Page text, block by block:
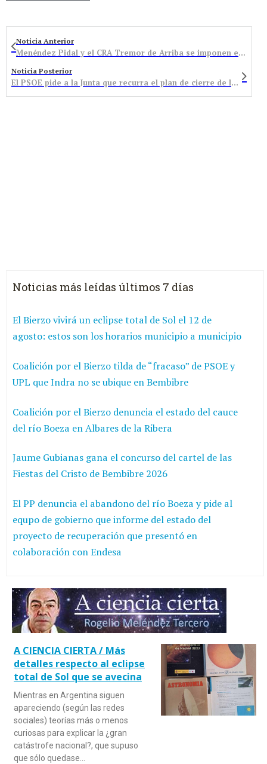
Noticia Anterior
Menéndez Pidal y el CRA Tremor de Arriba se imponen en el Torneo Intercentros
Noticia Posterior
El PSOE pide a la Junta que recurra el plan de cierre de la minería que el Gobierno ha pactado con Europa
Noticias más leídas últimos 7 días
El Bierzo vivirá un eclipse total de Sol el 12 de
agosto: estos son los horarios municipio a municipio
Coalición por el Bierzo tilda de “fracaso” de PSOE y
UPL que Indra no se ubique en Bembibre
Coalición por el Bierzo denuncia el estado del cauce
del río Boeza en Albares de la Ribera
Jaume Gubianas gana el concurso del cartel de las
Fiestas del Cristo de Bembibre 2026
El PP denuncia el abandono del río Boeza y pide al
equpo de gobierno que informe del estado del
proyecto de recuperación que presentó en
colaboración con Endesa
A CIENCIA CIERTA / Más
detalles respecto al eclipse
total de Sol que se avecina
Mientras en Argentina siguen
apareciendo (según las redes
sociales) teorías más o menos
curiosas para explicar la ¿gran
catástrofe nacional?, que supuso
que sólo quedase…